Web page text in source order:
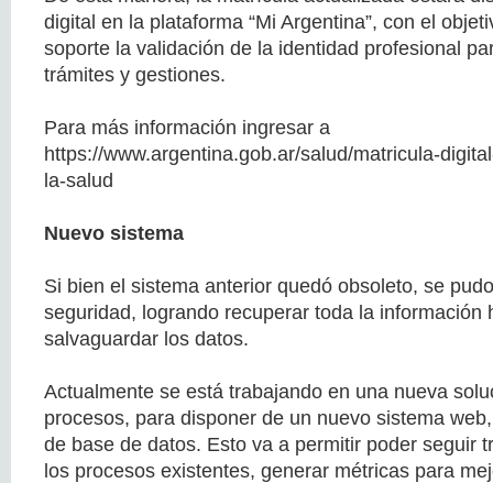
digital en la plataforma “Mi Argentina”, con el
soporte la validación de la identidad profesional
trámites y gestiones.
Para más información ingresar a
https://www.argentina.gob.ar/salud/matricula-
la-salud
Nuevo sistema
Si bien el sistema anterior quedó obsoleto, se
seguridad, logrando recuperar toda la información
salvaguardar los datos.
Actualmente se está trabajando en una nueva
procesos, para disponer de un nuevo sistema
de base de datos. Esto va a permitir poder seguir
los procesos existentes, generar métricas para